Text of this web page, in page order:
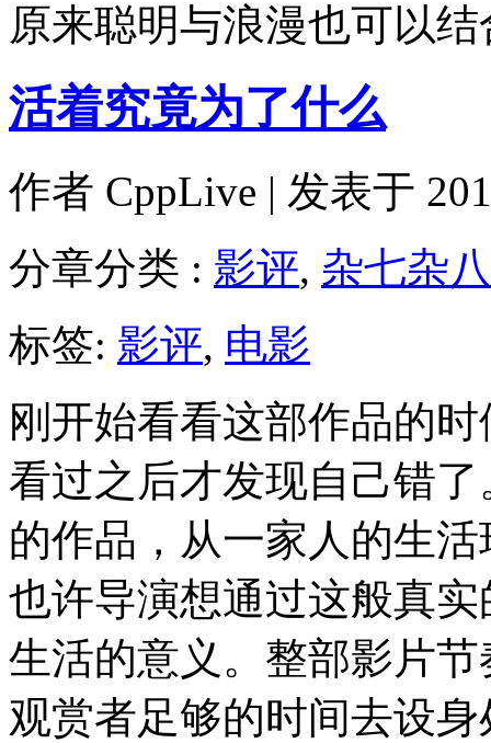
原来聪明与浪漫也可以
活着究竟为了什么
作者 CppLive | 发表于
分章分类 : 影评, 杂七杂八
标签: 影评, 电影
刚开始看看这部作品的
看过之后才发现自己错
的作品，从一家人的生
也许导演想通过这般真
生活的意义。整部影片
观赏者足够的时间去设